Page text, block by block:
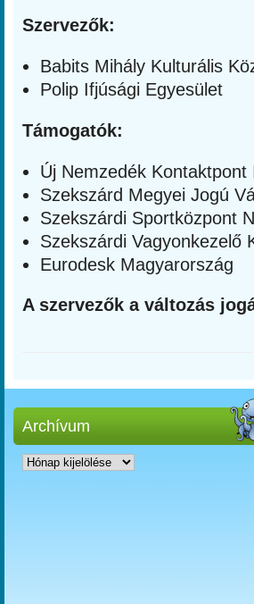
Szervezők:
Babits Mihály Kulturális
Polip Ifjúsági Egyesület
Támogatók:
Új Nemzedék Kontaktpont
Szekszárd Megyei Jogú
Szekszárdi Sportközpont
Szekszárdi Vagyonkezelő
Eurodesk Magyarország
A szervezők a változás
Archívum
Archívum